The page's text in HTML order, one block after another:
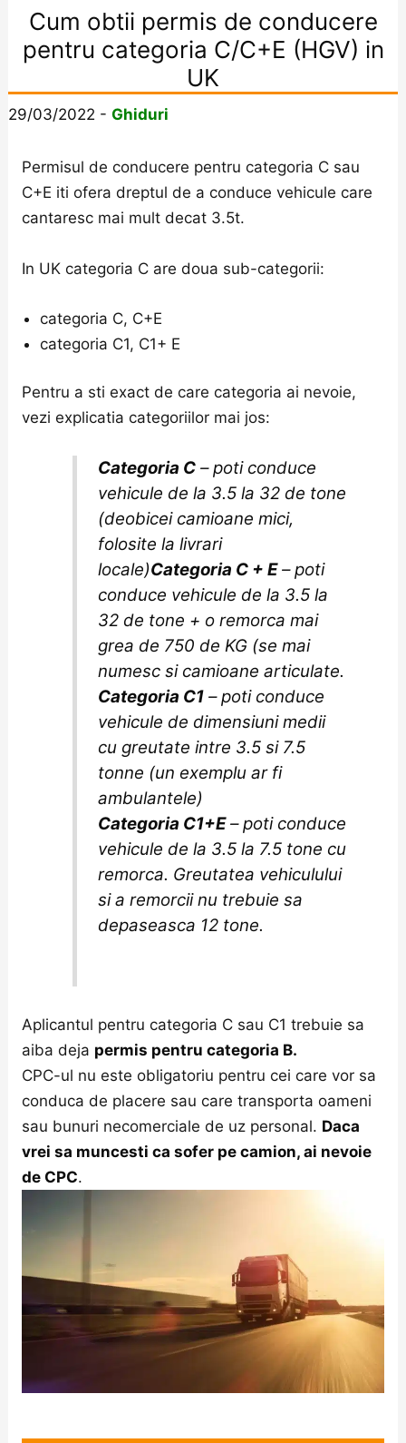
Cum obtii permis de conducere
pentru categoria C/C+E (HGV) in
UK
29/03/2022 -Ghiduri
Permisul de conducere pentru categoria C sau
C+E iti ofera dreptul de a conduce vehicule care
cantaresc mai mult decat 3.5t.
In UK categoria C are doua sub-categorii:
categoria C, C+E
categoria C1, C1+ E
Pentru a sti exact de care categoria ai nevoie,
vezi explicatia categoriilor mai jos:
Categoria C– poti conduce
vehicule de la 3.5 la 32 de tone
(deobicei camioane mici,
folosite la livrari
locale)Categoria C + E– poti
conduce vehicule de la 3.5 la
32 de tone + o remorca mai
grea de 750 de KG (se mai
numesc si camioane articulate.
Categoria C1– poti conduce
vehicule de dimensiuni medii
cu greutate intre 3.5 si 7.5
tonne (un exemplu ar fi
ambulantele)
Categoria C1+E– poti conduce
vehicule de la 3.5 la 7.5 tone cu
remorca. Greutatea vehiculului
si a remorcii nu trebuie sa
depaseasca 12 tone.
Aplicantul pentru categoria C sau C1 trebuie sa
aiba deja permis pentru categoria B.
CPC-ul nu este obligatoriu pentru cei care vor sa
conduca de placere sau care transporta oameni
sau bunuri necomerciale de uz personal. Daca
vrei sa muncesti ca sofer pe camion, ai nevoie
de CPC.